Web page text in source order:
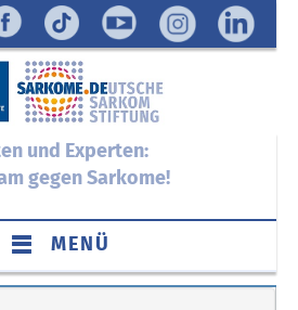
und Experten:
gegen Sarkome!
MENÜ